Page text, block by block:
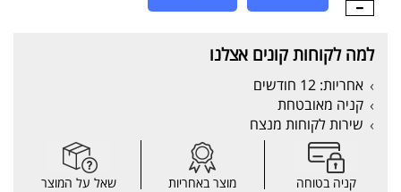
למה לקוחות קונים אצלנו
אחריות: 12 חודשים
קניה מאובטחת
שירות לקוחות מנצח
קניה בטוחה מוצר באחריות שאל על המוצר